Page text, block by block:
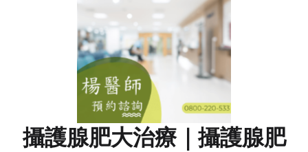
攝護腺肥大治療｜攝護腺肥